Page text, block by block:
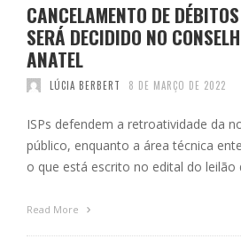
CANCELAMENTO DE
SERÁ DECIDIDO NO
ANATEL
LÚCIA BERBERT 8 DE MARÇO DE 2022
ISPs defendem a retroatividade da
público, enquanto a área técnica
o que está escrito no edital do leilão
Read More